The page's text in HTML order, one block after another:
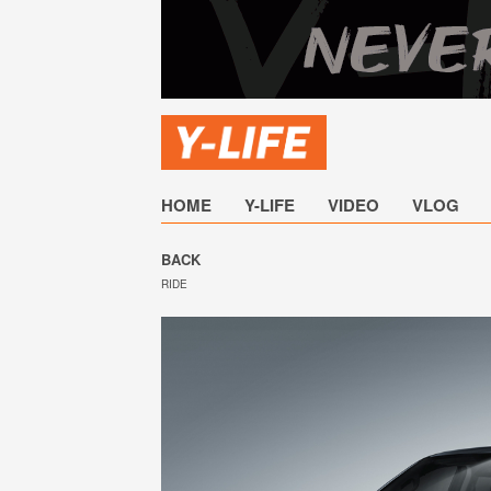
HOME Y-LIFE VIDEO VLOG
BACK
RIDE